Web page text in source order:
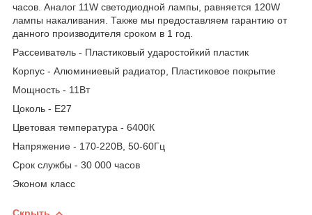
часов. Аналог 11W светодиодной лампы, равняется 120W
лампы накаливания. Также мы предоставляем гарантию от
данного производителя сроком в 1 год.
Рассеиватель - Пластиковый ударостойкий пластик
Корпус - Алюминиевый радиатор, Пластиковое покрытие
Мощность - 11Вт
Цоколь - Е27
Цветовая температура - 6400К
Напряжение - 170-220В, 50-60Гц
Срок службы - 30 000 часов
Эконом класс
Скрыть